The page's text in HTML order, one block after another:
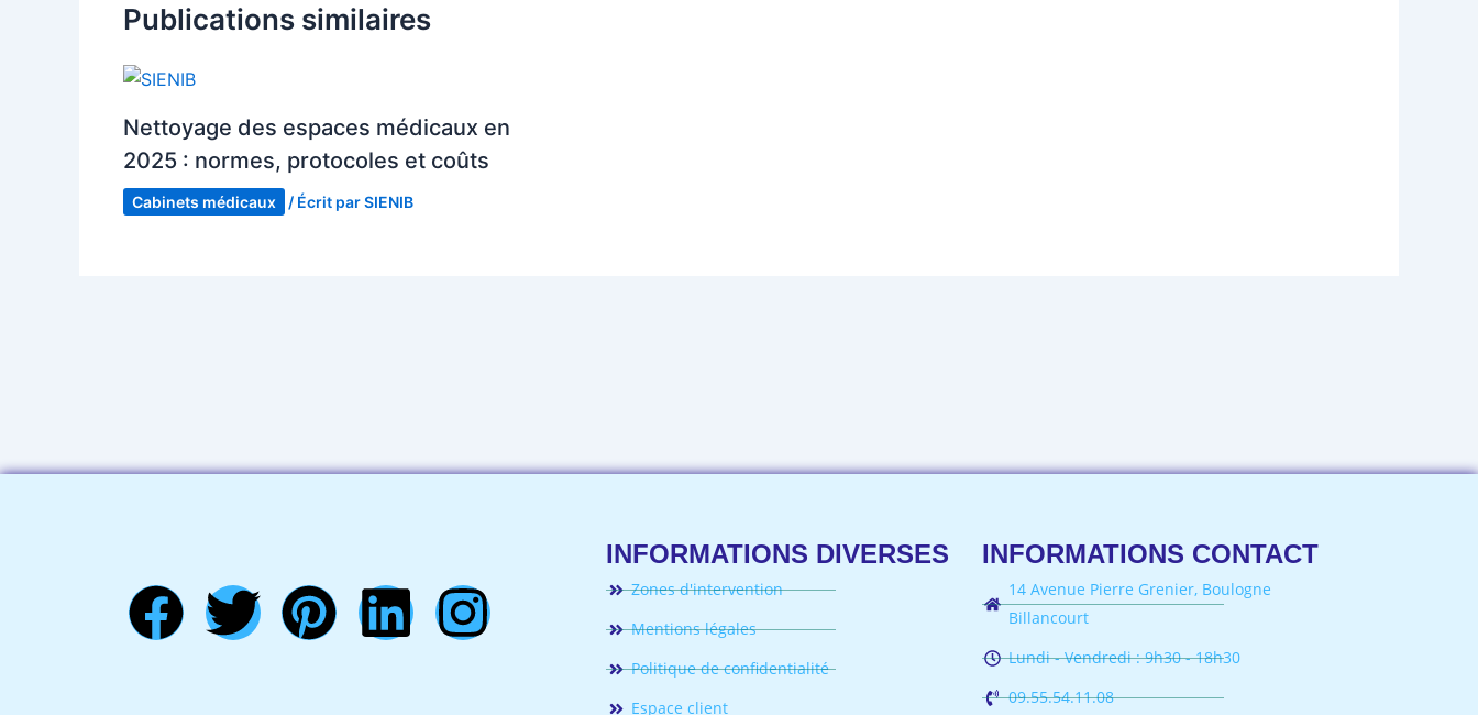
Publications similaires
Nettoyage des espaces médicaux en
2025 : normes, protocoles et coûts
Cabinets médicaux / Écrit parSIENIB
Facebook
Twitter
Pinterest
Linkedin
InstagramINFORMATIONS DIVERSES
Zones d'intervention
Mentions légales
Politique de confidentialité
Espace client
INFORMATIONS CONTACT
14 Avenue Pierre Grenier, Boulogne
Billancourt
Lundi - Vendredi : 9h30 - 18h30
09.55.54.11.08